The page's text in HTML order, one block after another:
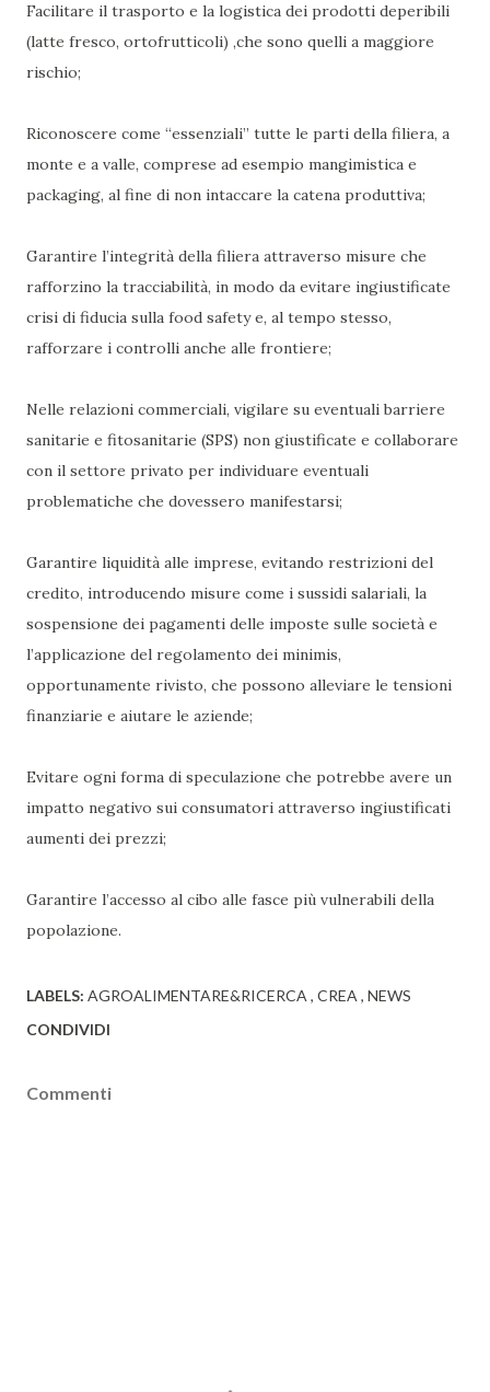
Facilitare il trasporto e la logistica dei prodotti deperibili
(latte fresco, ortofrutticoli) ,che sono quelli a maggiore
rischio;
Riconoscere come “essenziali” tutte le parti della filiera, a
monte e a valle, comprese ad esempio mangimistica e
packaging, al fine di non intaccare la catena produttiva;
Garantire l’integrità della filiera attraverso misure che
rafforzino la tracciabilità, in modo da evitare ingiustificate
crisi di fiducia sulla food safety e, al tempo stesso,
rafforzare i controlli anche alle frontiere;
Nelle relazioni commerciali, vigilare su eventuali barriere
sanitarie e fitosanitarie (SPS) non giustificate e collaborare
con il settore privato per individuare eventuali
problematiche che dovessero manifestarsi;
Garantire liquidità alle imprese, evitando restrizioni del
credito, introducendo misure come i sussidi salariali, la
sospensione dei pagamenti delle imposte sulle società e
l’applicazione del regolamento dei minimis,
opportunamente rivisto, che possono alleviare le tensioni
finanziarie e aiutare le aziende;
Evitare ogni forma di speculazione che potrebbe avere un
impatto negativo sui consumatori attraverso ingiustificati
aumenti dei prezzi;
Garantire l’accesso al cibo alle fasce più vulnerabili della
popolazione.
LABELS: AGROALIMENTARE&RICERCA CREA NEWS
CONDIVIDI
Commenti